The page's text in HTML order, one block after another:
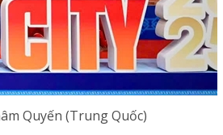
Quyến (Trung Quốc)